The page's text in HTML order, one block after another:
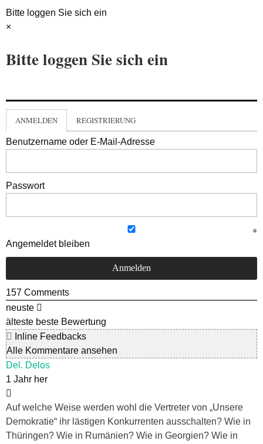
Bitte loggen Sie sich ein
×
Bitte loggen Sie sich ein
ANMELDEN REGISTRIERUNG
Benutzername oder E-Mail-Adresse
Passwort
Angemeldet bleiben
157 Comments
neuste
älteste beste Bewertung
Inline Feedbacks
Alle Kommentare ansehen
Del. Delos
1 Jahr her
Auf welche Weise werden wohl die Vertreter von „Unsere
Demokratie“ ihr lästigen Konkurrenten ausschalten? Wie in
Thüringen? Wie in Rumänien? Wie in Georgien? Wie in